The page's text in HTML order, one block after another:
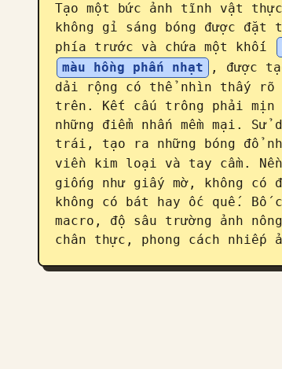
Tạo một bức ảnh tĩnh vật
không gỉ sáng bóng được đặt
phía trước và chứa một khối
màu hồng phấn nhạt
, được
dải rộng có thể nhìn thấy rõ
trên. Kết cấu trông phải mịn
những điểm nhấn mềm mại.
trái, tạo ra những bóng đổ
viền kim loại và tay cầm.
giống như giấy mờ, không có
không có bát hay ốc quế.
macro, độ sâu trường ảnh
chân thực, phong cách